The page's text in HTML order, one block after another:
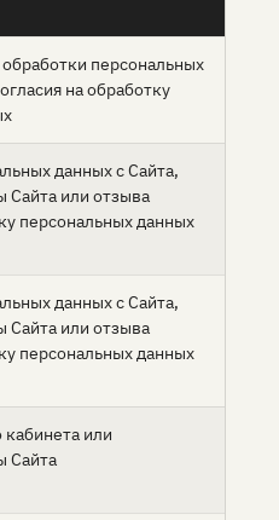
персональных
на обработку
данных с Сайта,
Сайта или отзыва
персональных данных
данных с Сайта,
Сайта или отзыва
персональных данных
кабинета или
Сайта